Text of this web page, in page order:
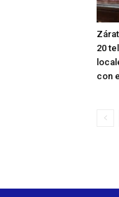
20
con